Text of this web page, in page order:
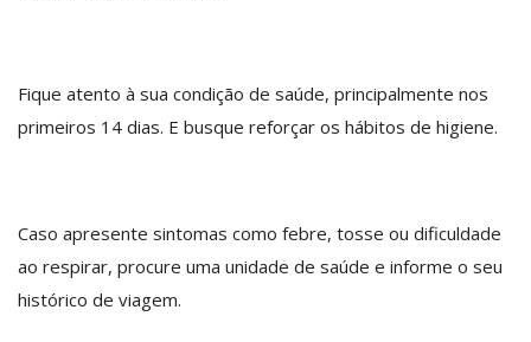
Fique atento à sua condição de saúde, principalmente nos
primeiros 14 dias. E busque reforçar os hábitos de higiene.
Caso apresente sintomas como febre, tosse ou dificuldade
ao respirar, procure uma unidade de saúde e informe o seu
histórico de viagem.